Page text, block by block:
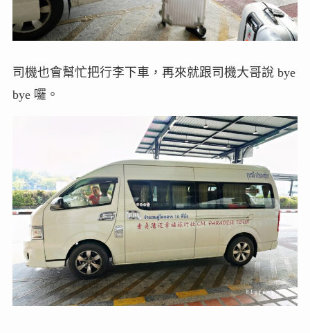
司機也會幫忙把行李下車，再來就跟司機大哥說 bye
bye 囉。